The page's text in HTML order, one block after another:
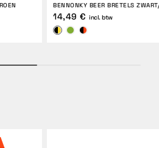
BENNONKY BEER BRETELS
14,49 € incl. btw